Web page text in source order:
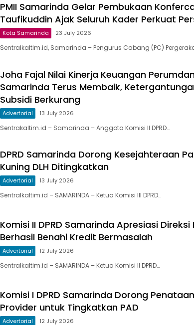
PMII Samarinda Gelar Pembukaan
Taufikuddin Ajak Seluruh Kader Perkuat
Kota Samarinda 23 July 2026
Sentralkaltim.id, Samarinda – Pengurus Cabang (PC)
Joha Fajal Nilai Kinerja Keuangan
Samarinda Terus Membaik,
Subsidi Berkurang
Advertorial 13 July 2026
Sentrakaltim.id – Samarinda – Anggota Komisi II DPRD…
DPRD Samarinda Dorong Kesejahteraan
Kuning DLH Ditingkatkan
Advertorial 13 July 2026
Sentralkaltim.id – SAMARINDA – Ketua Komisi III DPRD…
Komisi II DPRD Samarinda Apresiasi Direksi
Berhasil Benahi Kredit Bermasalah
Advertorial 12 July 2026
Sentralkaltim.id – SAMARINDA – Ketua Komisi II DPRD…
Komisi I DPRD Samarinda Dorong
Provider untuk Tingkatkan PAD
Advertorial 12 July 2026